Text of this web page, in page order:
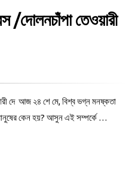
/দোলনচাঁপা তেওয়ারী
দে আজ ২৪ শে মে, বিশ্ব ভগ্ন মনষ্কতা
কেন হয়? আসুন এই সম্পর্কে …